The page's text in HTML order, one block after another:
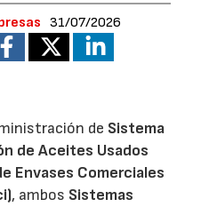
31/07/2026
de Sistema
de Aceites Usados
Envases Comerciales
, ambos Sistemas